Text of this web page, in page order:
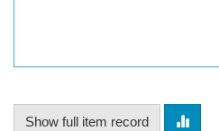
Show full item record